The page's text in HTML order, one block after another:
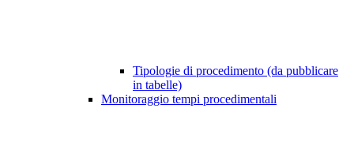
Tipologie di procedimento (da pubblicare
in tabelle)
Monitoraggio tempi procedimentali